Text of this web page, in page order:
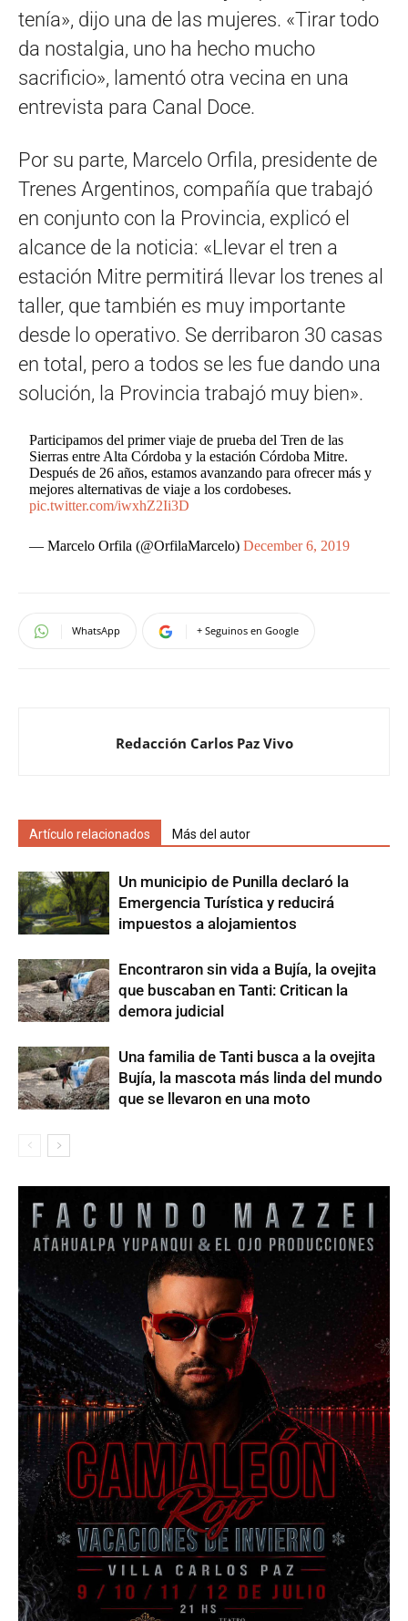
tenía», dijo una de las mujeres. «Tirar todo
da nostalgia, uno ha hecho mucho
sacrificio», lamentó otra vecina en una
entrevista para Canal Doce.
Por su parte, Marcelo Orfila, presidente de
Trenes Argentinos, compañía que trabajó
en conjunto con la Provincia, explicó el
alcance de la noticia: «Llevar el tren a
estación Mitre permitirá llevar los trenes al
taller, que también es muy importante
desde lo operativo. Se derribaron 30 casas
en total, pero a todos se les fue dando una
solución, la Provincia trabajó muy bien».
Participamos del primer viaje de prueba del Tren de las
Sierras entre Alta Córdoba y la estación Córdoba Mitre.
Después de 26 años, estamos avanzando para ofrecer más y
mejores alternativas de viaje a los cordobeses.
pic.twitter.com/iwxhZ2Ii3D
— Marcelo Orfila (@OrfilaMarcelo)December 6, 2019
WhatsApp + Seguinos en Google
Redacción Carlos Paz Vivo
Artículo relacionados Más del autor
Un municipio de Punilla declaró la
Emergencia Turística y reducirá
impuestos a alojamientos
Encontraron sin vida a Bujía, la ovejita
que buscaban en Tanti: Critican la
demora judicial
Una familia de Tanti busca a la ovejita
Bujía, la mascota más linda del mundo
que se llevaron en una moto